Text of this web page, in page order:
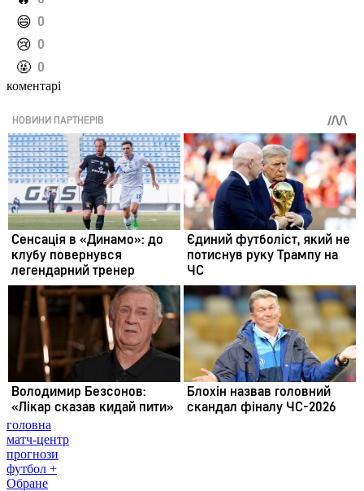
️😄 0
️😢 0
️🤬 0
коментарі
головна
матч-центр
прогнози
футбол +
Обране